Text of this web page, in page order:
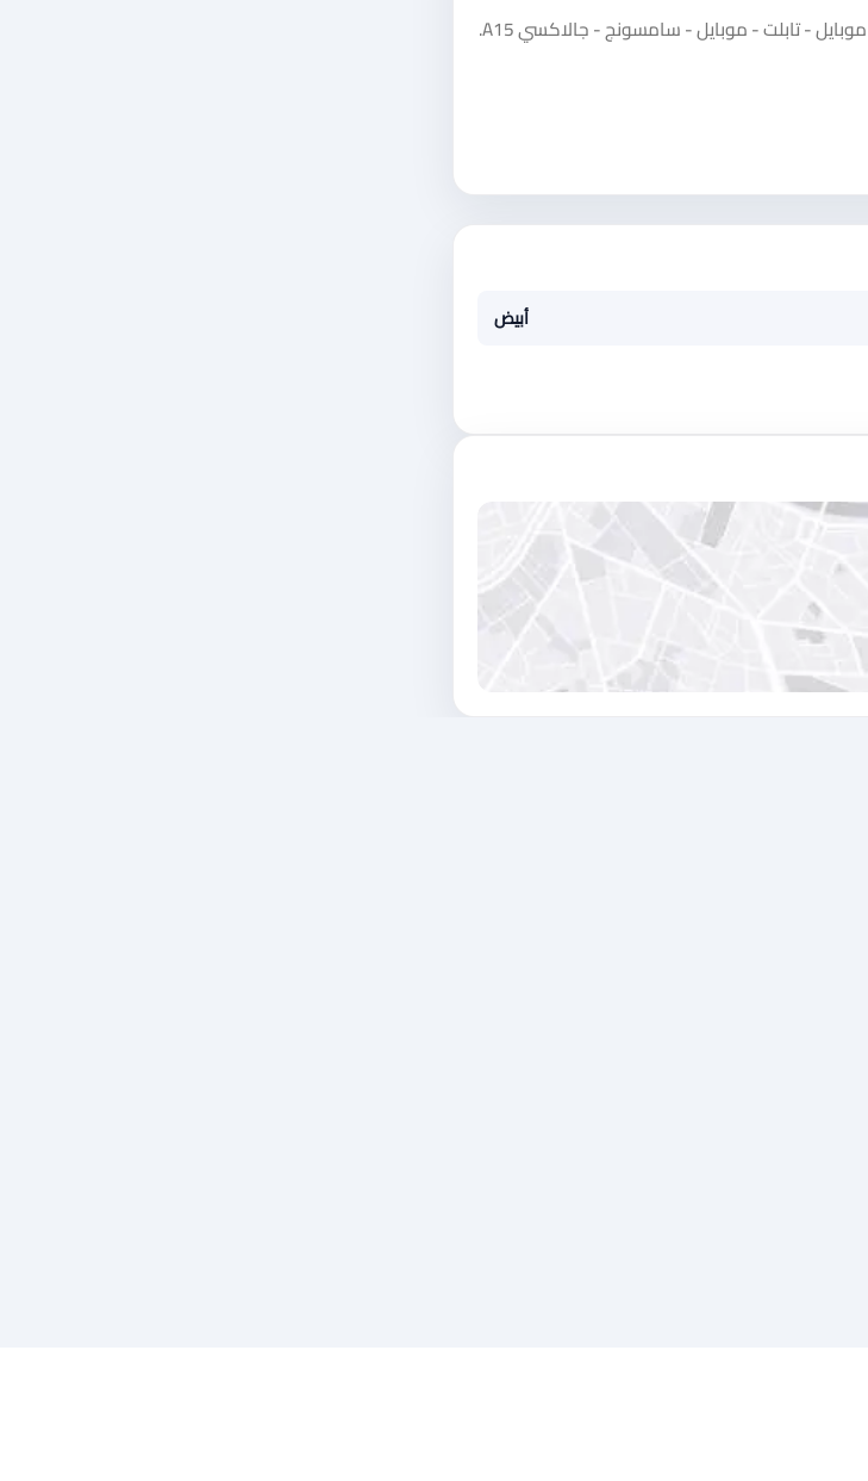
شاهد إعلان Samsung Galaxy A15 على منصة سوق دادسترز ضمن فئة موبايلات وإلكترونيات - موبايل - تابلت - موبايل - سامسونج - جالاكسي A15.
أبيض